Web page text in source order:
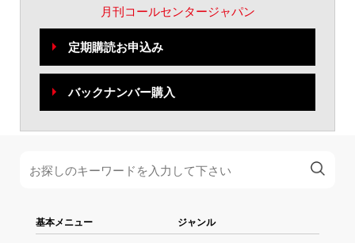
月刊コールセンタージャパン
定期購読お申込み
バックナンバー購入
基本メニュー ジャンル